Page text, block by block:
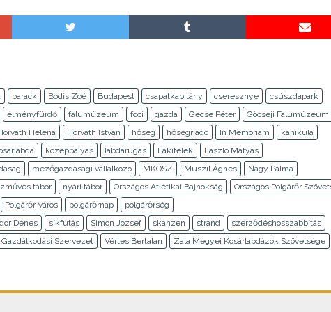
barack Bódis Zoé Budapest csapatkapitány cseresznye
csúszdapark
élményfürdő falumúzeum foci gazda Gecse Péter
Göcseji Falumúzeum
Helena Horváth István hőség hőségriadó In Memoriam
kánikula
középpályás labdarúgás Lakitelek
László Mátyás
mezőgazdasági vállalkozó MKOSZ Muszil Ágnes
Nagy Pálma
tábor nyári tábor Országos Atlétikai Bajnokság
Országos Polgárőr
Polgárőr Város polgárőrnap
polgárőrség
Dénes síkfutás Simon József skanzen strand
szerződéshosszabbítás
Gazdálkodási Szervezet Vértes Bertalan
Zala Megyei Kosárlabdázók Szövetsége